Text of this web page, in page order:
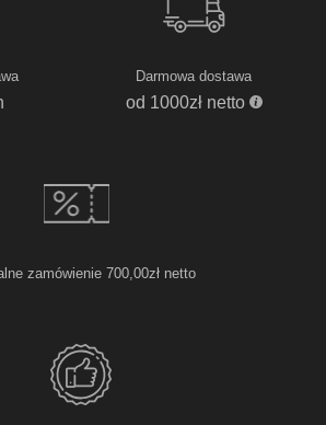
Darmowa dostawa
od 1000zł netto
zamówienie 700,00zł netto